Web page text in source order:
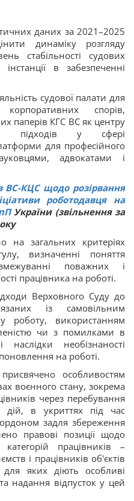
даних за 2021–2025
динаміку розгляду
стабільності судових
в забезпеченні
судової палати для
спорів,
паперів КГС ВС як центру
підходів у сфері
для професійного
адвокатами і
ВС-КЦС щодо розірвання
роботодавця на
України (звільнення за
на загальних критеріях
визначенні поняття
поважних і
працівника на роботі.
Верховного Суду до
із самовільним
роботу, використанням
чи з помилками в
необізнаності
на роботі.
особливостям
воєнного стану, зокрема
через перебування
в укриттях під час
задля збереження
правові позиції щодо
працівників –
і працівників об'єктів
для яких діють особливі
надання відпусток у цей